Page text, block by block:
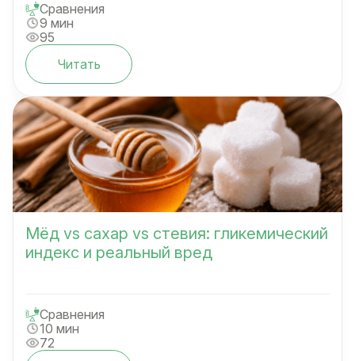
Сравнения
9 мин
95
Читать
Мёд vs сахар vs стевия: гликемический
индекс и реальный вред
Сравнения
10 мин
72